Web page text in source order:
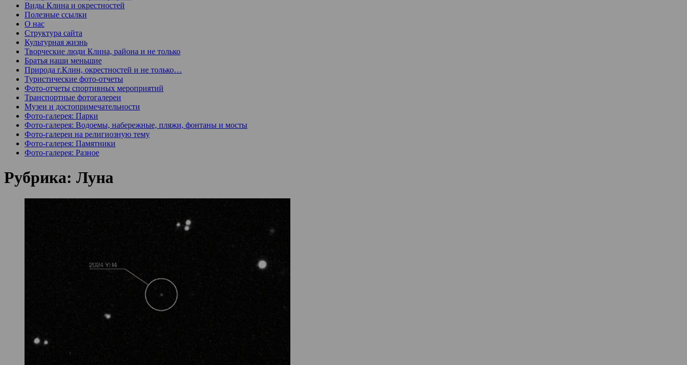
Виды Клина и окрестностей
Полезные ссылки
О нас
Структура сайта
Культурная жизнь
Творческие люди Клина, района и не только
Братья наши меньшие
Природа г.Клин, окрестностей и не только…
Туристические фото-отчеты
Фото-отчеты спортивных мероприятий
Транспортные фотогалереи
Музеи и достопримечательности
Фото-галерея: Парки
Фото-галерея: Водоемы, набережные, пляжи, фонтаны и мосты
Фото-галереи на религиозную тему
Фото-галерея: Памятники
Фото-галерея: Разное
Рубрика: Луна